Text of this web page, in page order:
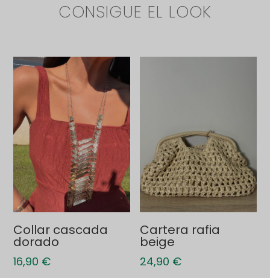
CONSIGUE EL LOOK
Collar cascada
dorado
16,90 €
Cartera rafia
beige
24,90 €